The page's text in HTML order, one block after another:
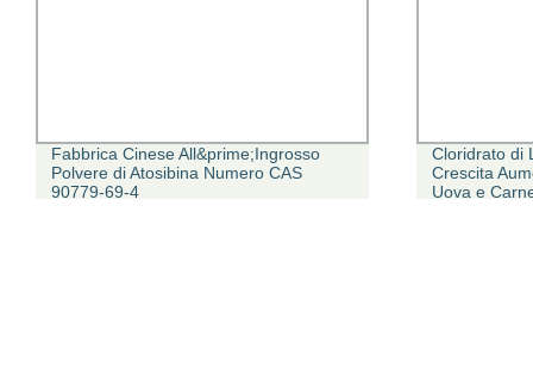
CAS
Cloridrato di Lisina Stimolo Rapido della
Crescita Aumenta la Produzione di